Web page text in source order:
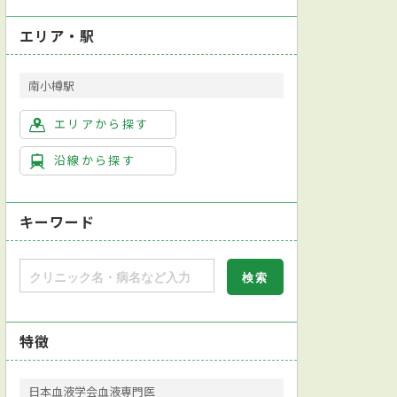
エリア・駅
南小樽駅
エリアから探す
沿線から探す
キーワード
特徴
日本血液学会血液専門医